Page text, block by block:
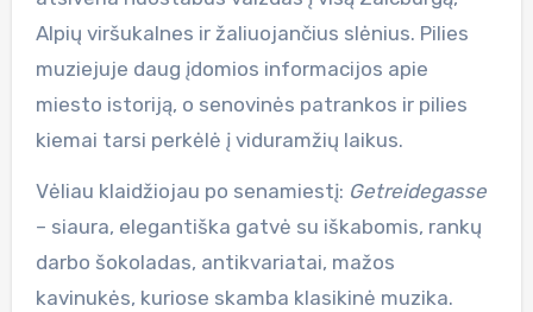
Alpių viršukalnes ir žaliuojančius slėnius. Pilies
muziejuje daug įdomios informacijos apie
miesto istoriją, o senovinės patrankos ir pilies
kiemai tarsi perkėlė į viduramžių laikus.
Vėliau klaidžiojau po senamiestį: Getreidegasse
– siaura, elegantiška gatvė su iškabomis, rankų
darbo šokoladas, antikvariatai, mažos
kavinukės, kuriose skamba klasikinė muzika.